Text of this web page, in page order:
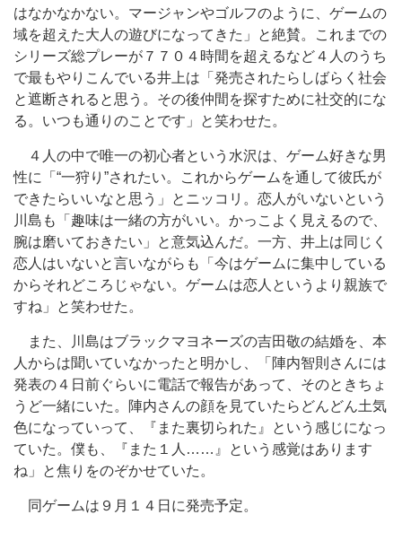
はなかなかない。マージャンやゴルフのように、ゲームの
域を超えた大人の遊びになってきた」と絶賛。これまでの
シリーズ総プレーが７７０４時間を超えるなど４人のうち
で最もやりこんでいる井上は「発売されたらしばらく社会
と遮断されると思う。その後仲間を探すために社交的にな
る。いつも通りのことです」と笑わせた。
４人の中で唯一の初心者という水沢は、ゲーム好きな男
性に「“一狩り”されたい。これからゲームを通して彼氏が
できたらいいなと思う」とニッコリ。恋人がいないという
川島も「趣味は一緒の方がいい。かっこよく見えるので、
腕は磨いておきたい」と意気込んだ。一方、井上は同じく
恋人はいないと言いながらも「今はゲームに集中している
からそれどころじゃない。ゲームは恋人というより親族で
すね」と笑わせた。
また、川島はブラックマヨネーズの吉田敬の結婚を、本
人からは聞いていなかったと明かし、「陣内智則さんには
発表の４日前ぐらいに電話で報告があって、そのときちょ
うど一緒にいた。陣内さんの顔を見ていたらどんどん土気
色になっていって、『また裏切られた』という感じになっ
ていた。僕も、『また１人……』という感覚はあります
ね」と焦りをのぞかせていた。
同ゲームは９月１４日に発売予定。